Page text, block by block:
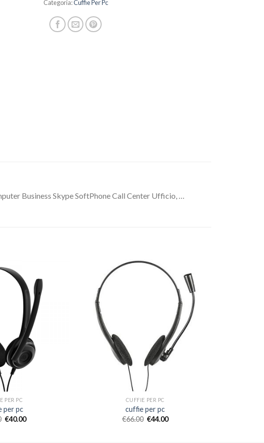
Categoria:Cuffie Per Pc
Business Skype SoftPhone Call Center Ufficio, …
PER PC
per pc
€40.00
CUFFIE PER PC
cuffie per pc
€66.00 €44.00